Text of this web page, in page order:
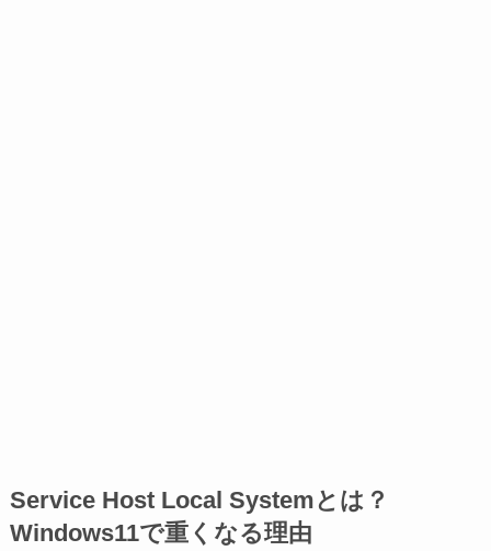
Service Host Local Systemとは？
Windows11で重くなる理由